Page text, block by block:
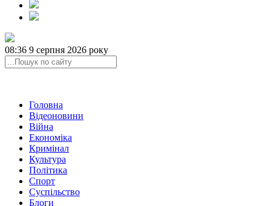
08:36 9 серпня 2026 року
Головна
Відеоновини
Війна
Економіка
Кримінал
Культура
Політика
Спорт
Суспільство
Блоги